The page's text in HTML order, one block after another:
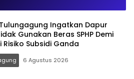
Ingatkan Dapur
Gunakan Beras SPHP Demi
Risiko Subsidi Ganda
6 Agustus 2026